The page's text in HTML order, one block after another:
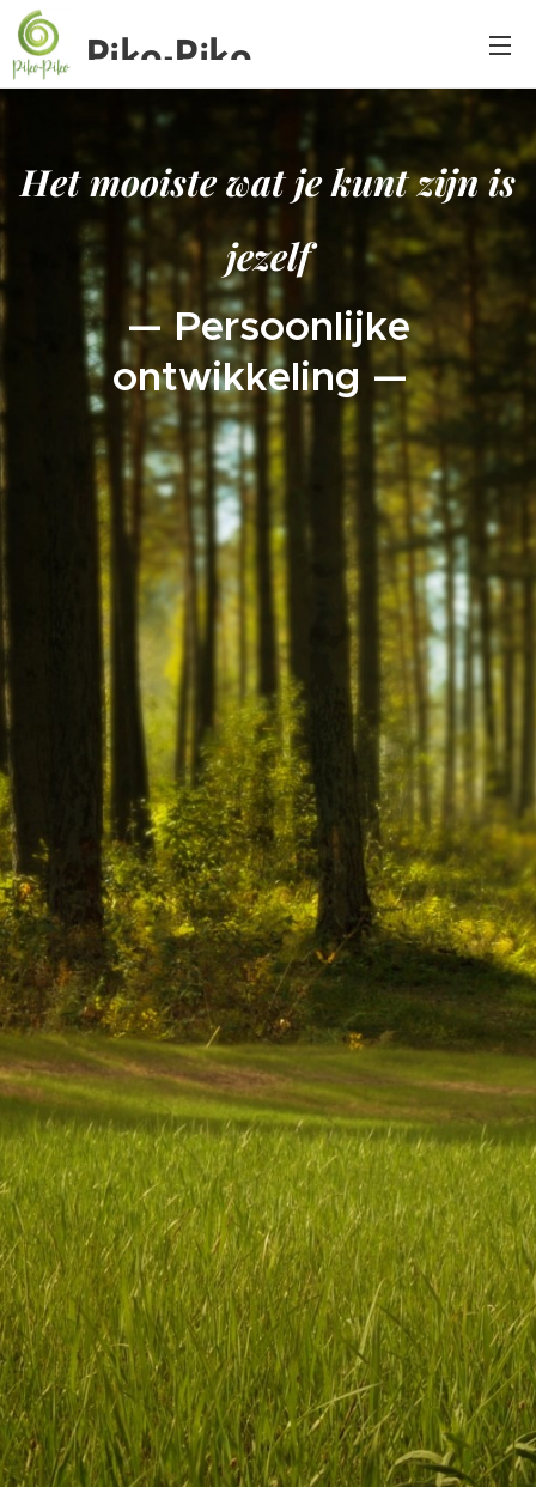
Piko-Piko
Het mooiste wat je kunt zijn is
jezelf
— Persoonlijke
ontwikkeling —